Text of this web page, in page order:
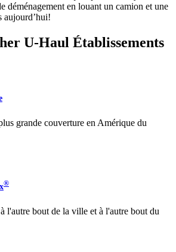
déménagement en louant un camion et une
aujourd’hui!
U-Haul Établissements
grande couverture en Amérique du
®
l'autre bout de la ville et à l'autre bout du